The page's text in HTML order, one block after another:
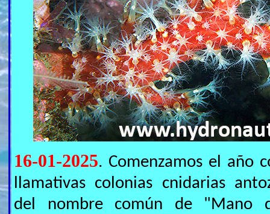
16-01-2025. Comenzamos el año
llamativas colonias cnidarias
del nombre común de "Mano